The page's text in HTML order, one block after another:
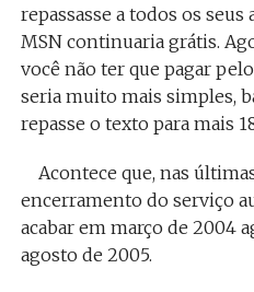
repassasse a todos os seus
MSN continuaria grátis.
você não ter que pagar
seria muito mais simples,
repasse o texto para mais
Acontece que, nas
encerramento do serviço
acabar em março de 2004
agosto de 2005.